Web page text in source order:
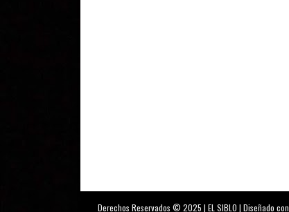
Derechos Reservados © 2025 | EL SIBLO | Diseñado con